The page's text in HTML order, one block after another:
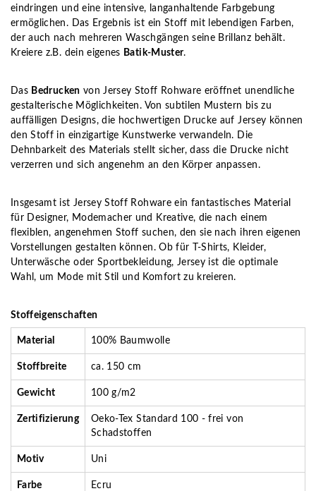
eindringen und eine intensive, langanhaltende Farbgebung
ermöglichen. Das Ergebnis ist ein Stoff mit lebendigen Farben,
der auch nach mehreren Waschgängen seine Brillanz behält.
Kreiere z.B. dein eigenes Batik-Muster.
Das Bedrucken von Jersey Stoff Rohware eröffnet unendliche
gestalterische Möglichkeiten. Von subtilen Mustern bis zu
auffälligen Designs, die hochwertigen Drucke auf Jersey können
den Stoff in einzigartige Kunstwerke verwandeln. Die
Dehnbarkeit des Materials stellt sicher, dass die Drucke nicht
verzerren und sich angenehm an den Körper anpassen.
Insgesamt ist Jersey Stoff Rohware ein fantastisches Material
für Designer, Modemacher und Kreative, die nach einem
flexiblen, angenehmen Stoff suchen, den sie nach ihren eigenen
Vorstellungen gestalten können. Ob für T-Shirts, Kleider,
Unterwäsche oder Sportbekleidung, Jersey ist die optimale
Wahl, um Mode mit Stil und Komfort zu kreieren.
Stoffeigenschaften
Material 100% Baumwolle
Stoffbreite ca. 150 cm
Gewicht 100 g/m2
Zertifizierung
Oeko-Tex Standard 100 - frei von
Schadstoffen
Motiv Uni
Farbe Ecru